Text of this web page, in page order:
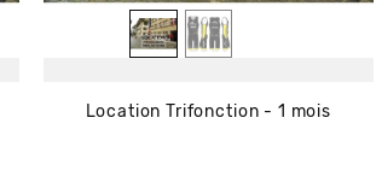
Location Trifonction - 1 mois